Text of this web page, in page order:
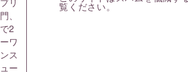
覧ください。
、
2
ワ
ス
ー